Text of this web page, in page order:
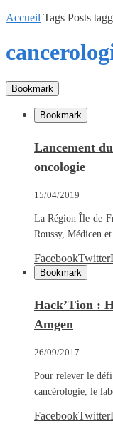
Accueil Tags Posts
Bookmark
Bookmark
Lancement
oncologie
15/04/2019
La Région Île-de-
Roussy, Médicen
FacebookTwitter
Bookmark
Hack’Tion :
Amgen
26/09/2017
Pour relever le
cancérologie, le
FacebookTwitter